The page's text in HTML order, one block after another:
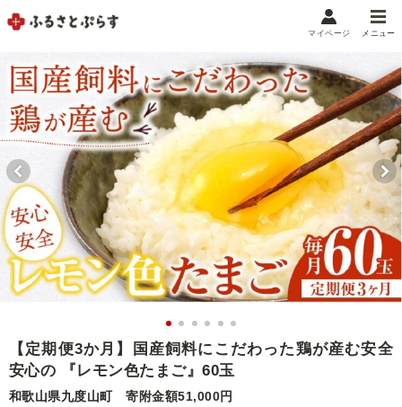
メニュー
マイページ
お気に入り 閲覧履歴
メニュー
お礼の品から探す
お礼の品をカテゴリや金額で絞り込み
自治体から探す
ランキング
特集・おすすめ
マイページ
【定期便3か月】国産飼料にこだわった鶏が産む安全
安心の 『レモン色たまご』60玉
和歌山県九度山町 寄附金額51,000円